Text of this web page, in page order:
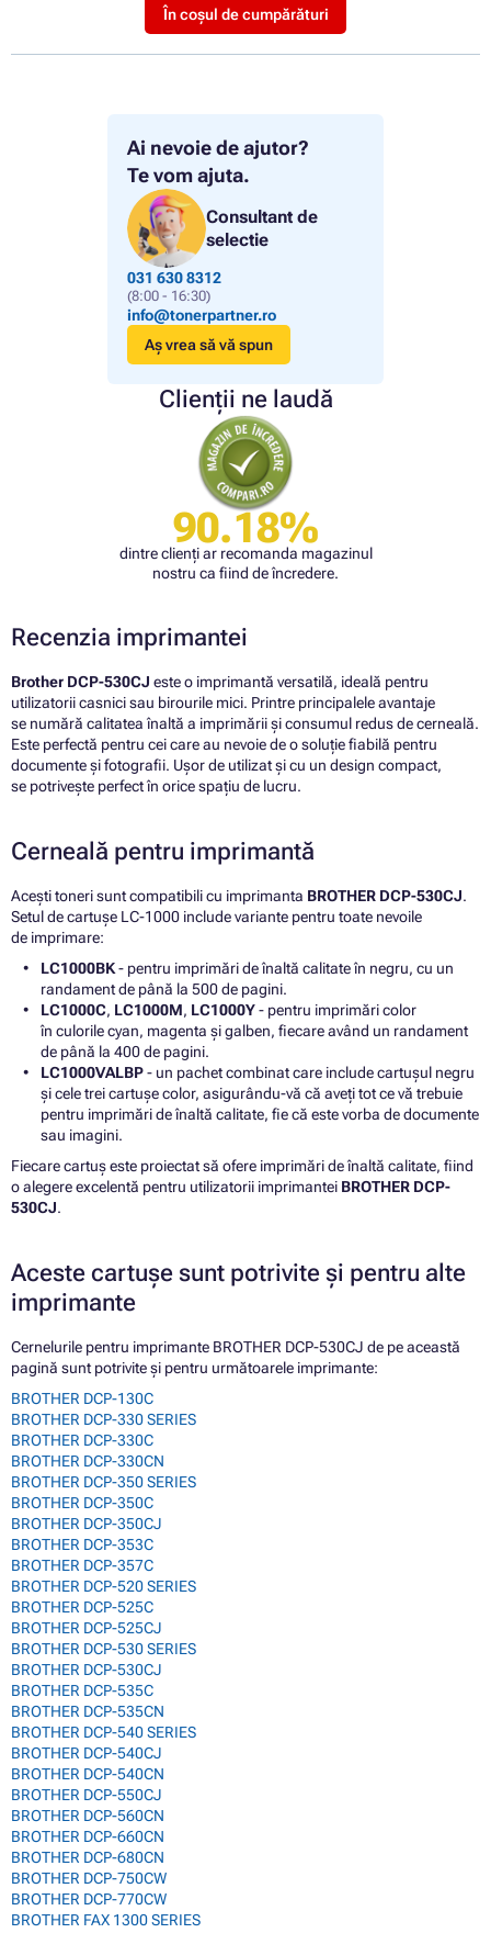
Ai nevoie de ajutor?
Te vom ajuta.
Consultant de
selectie
031 630 8312
(8:00 - 16:30)
info@tonerpartner.ro
Aș vrea să vă spun
Clienții ne laudă
90.18%
dintre clienți ar recomanda magazinul
nostru ca fiind de încredere.
În coșul de cumpărături
Recenzia imprimantei
Brother DCP-530CJ este o imprimantă versatilă, ideală pentru
utilizatorii casnici sau birourile mici. Printre principalele avantaje
se numără calitatea înaltă a imprimării și consumul redus de cerneală.
Este perfectă pentru cei care au nevoie de o soluție fiabilă pentru
documente și fotografii. Ușor de utilizat și cu un design compact,
se potrivește perfect în orice spațiu de lucru.
Cerneală pentru imprimantă
Acești toneri sunt compatibili cu imprimanta BROTHER DCP-530CJ.
Setul de cartușe LC-1000 include variante pentru toate nevoile
de imprimare:
LC1000BK- pentru imprimări de înaltă calitate în negru, cu un
randament de până la 500 de pagini.
LC1000C, LC1000M, LC1000Y- pentru imprimări color
în culorile cyan, magenta și galben, fiecare având un randament
de până la 400 de pagini.
LC1000VALBP- un pachet combinat care include cartușul negru
și cele trei cartușe color, asigurându-vă că aveți tot ce vă trebuie
pentru imprimări de înaltă calitate, fie că este vorba de documente
sau imagini.
Fiecare cartuș este proiectat să ofere imprimări de înaltă calitate, fiind
o alegere excelentă pentru utilizatorii imprimantei BROTHER DCP-
530CJ.
Aceste cartușe sunt potrivite și pentru alte
imprimante
Cernelurile pentru imprimante BROTHER DCP-530CJ de pe această
pagină sunt potrivite și pentru următoarele imprimante:
BROTHER DCP-130C
BROTHER DCP-330 SERIES
BROTHER DCP-330C
BROTHER DCP-330CN
BROTHER DCP-350 SERIES
BROTHER DCP-350C
BROTHER DCP-350CJ
BROTHER DCP-353C
BROTHER DCP-357C
BROTHER DCP-520 SERIES
BROTHER DCP-525C
BROTHER DCP-525CJ
BROTHER DCP-530 SERIES
BROTHER DCP-530CJ
BROTHER DCP-535C
BROTHER DCP-535CN
BROTHER DCP-540 SERIES
BROTHER DCP-540CJ
BROTHER DCP-540CN
BROTHER DCP-550CJ
BROTHER DCP-560CN
BROTHER DCP-660CN
BROTHER DCP-680CN
BROTHER DCP-750CW
BROTHER DCP-770CW
BROTHER FAX 1300 SERIES